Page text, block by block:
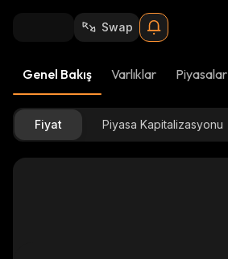
Swap
Genel Bakış Varlıklar Piyasalar
Fiyat Piyasa Kapitalizasyonu